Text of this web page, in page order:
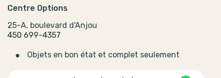
Centre Options
25-A, boulevard d'Anjou
450 699-4357
Objets en bon état et complet seulement